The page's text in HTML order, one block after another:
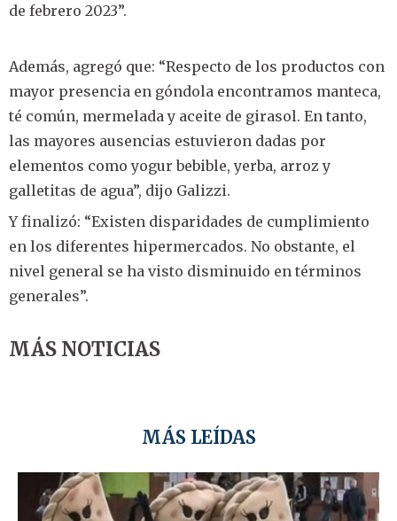
de febrero 2023”.
Además, agregó que: “Respecto de los productos con
mayor presencia en góndola encontramos manteca,
té común, mermelada y aceite de girasol. En tanto,
las mayores ausencias estuvieron dadas por
elementos como yogur bebible, yerba, arroz y
galletitas de agua”, dijo Galizzi.
Y finalizó: “Existen disparidades de cumplimiento
en los diferentes hipermercados. No obstante, el
nivel general se ha visto disminuido en términos
generales”.
MÁS NOTICIAS
MÁS LEÍDAS